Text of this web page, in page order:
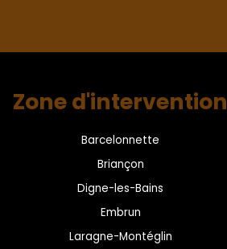
Zone d'intervention
Barcelonnette
Briançon
Digne-les-Bains
Embrun
Laragne-Montéglin